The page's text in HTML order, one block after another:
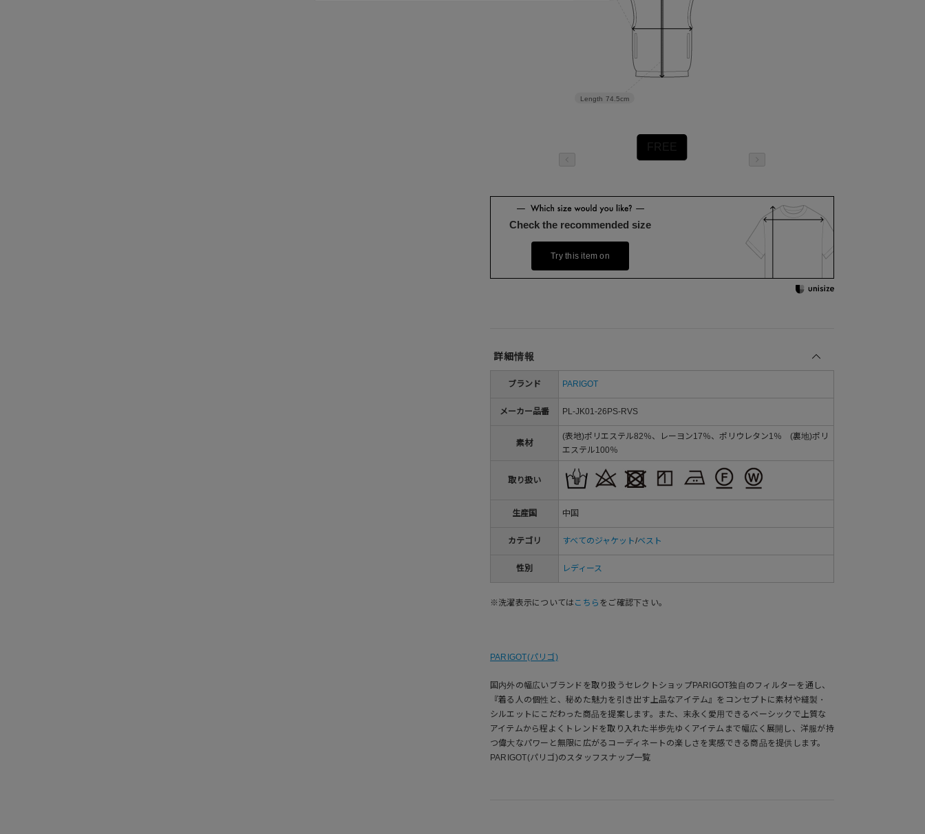
Length 74.5cm
FREE
Check the recommended size
Try this item on
詳細情報
ブランド PARIGOT
メーカー品番 PL-JK01-26PS-RVS
素材
(表地)ポリエステル82％、レーヨン17％、ポリウレタン1％ (裏地)ポリ
エステル100％
取り扱い
生産国 中国
カテゴリ すべてのジャケット/ベスト
性別 レディース
※洗濯表示については こちら をご確認下さい。
PARIGOT(パリゴ)
国内外の幅広いブランドを取り扱うセレクトショップPARIGOT独自のフィルターを通し、
『着る人の個性と、秘めた魅力を引き出す上品なアイテム』をコンセプトに素材や縫製・
シルエットにこだわった商品を提案します。また、末永く愛用できるベーシックで上質な
アイテムから程よくトレンドを取り入れた半歩先ゆくアイテムまで幅広く展開し、洋服が持
つ偉大なパワーと無限に広がるコーディネートの楽しさを実感できる商品を提供します。
PARIGOT(パリゴ)のスタッフスナップ一覧